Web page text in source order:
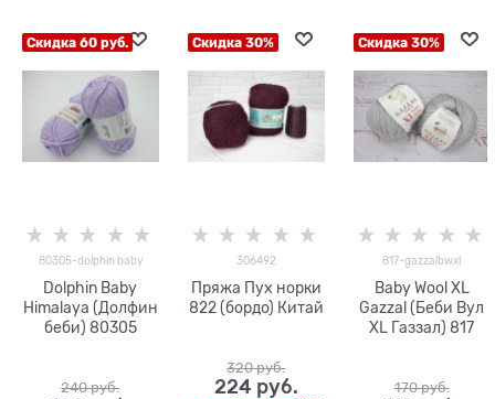
Скидка 60 руб.
80305-dolphin baby
Dolphin Baby
Himalaya (Долфин
беби) 80305
240 руб.
Скидка 30%
306492
Пряжа Пух норки
822 (бордо) Китай
320 руб.
224 руб.
Скидка 30%
817-gazzalbwxl
Baby Wool XL
Gazzal (Беби Вул
XL Газзал) 817
170 руб.